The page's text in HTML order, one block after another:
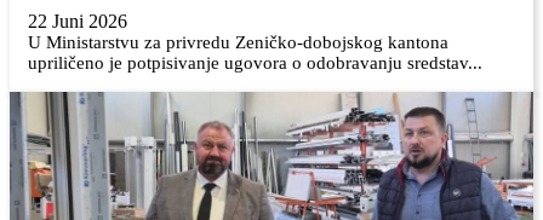
22 Juni 2026
U Ministarstvu za privredu Zeničko-dobojskog kantona
upriličeno je potpisivanje ugovora o odobravanju sredstav...